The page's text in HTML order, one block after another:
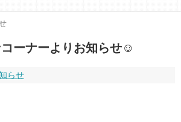
ーナーよりお知らせ☺️
らせ